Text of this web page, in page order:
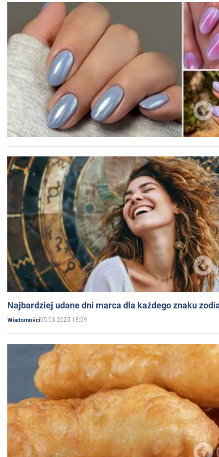
Najbardziej udane dni marca dla każdego znaku
Wiadomości05.03.2025 18:09